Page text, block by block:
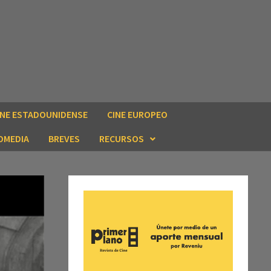
ESTADOUNIDENSE
CINE EUROPEO
BREVES RECURSOS